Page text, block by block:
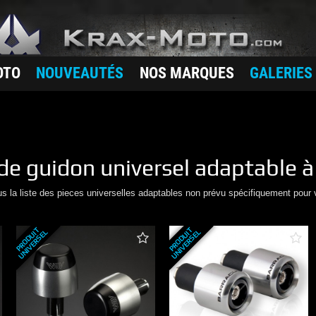
NOUVEAUTÉS NOS MARQUES GALERIES
guidon universel adaptable
la liste des pieces universelles adaptables non prévu spécifiquement pour
P
R
O
D
U
I
T
U
N
I
V
E
R
S
E
L P
R
O
D
U
I
T
U
N
I
V
E
R
S
E
L